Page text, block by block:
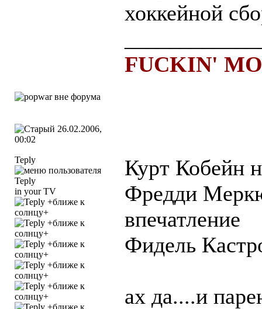
хоккейной
FUCKIN'
26.02.2006,
00:02
Teply
in your TV
Курт Кобейн
Фредди
впечатление
Фидель
ах да....и